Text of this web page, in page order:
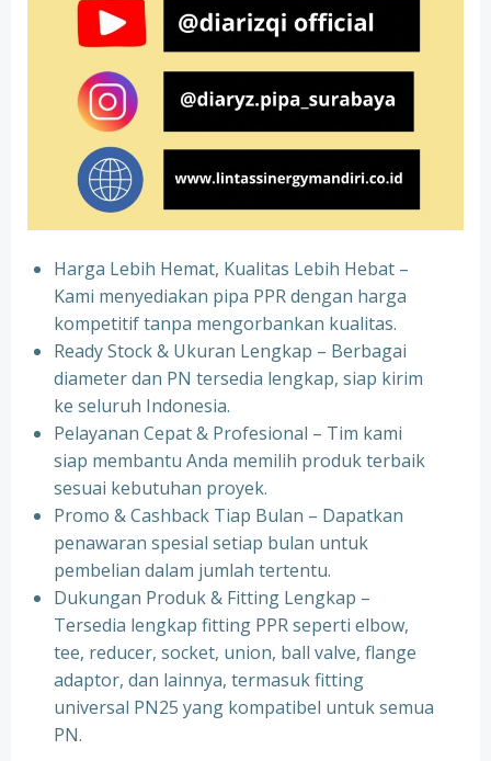
Harga Lebih Hemat, Kualitas Lebih Hebat –
Kami menyediakan pipa PPR dengan harga
kompetitif tanpa mengorbankan kualitas.
⁠Ready Stock & Ukuran Lengkap – Berbagai
diameter dan PN tersedia lengkap, siap kirim
ke seluruh Indonesia.
⁠Pelayanan Cepat & Profesional – Tim kami
siap membantu Anda memilih produk terbaik
sesuai kebutuhan proyek.
⁠Promo & Cashback Tiap Bulan – Dapatkan
penawaran spesial setiap bulan untuk
pembelian dalam jumlah tertentu.
⁠Dukungan Produk & Fitting Lengkap –
Tersedia lengkap fitting PPR seperti elbow,
tee, reducer, socket, union, ball valve, flange
adaptor, dan lainnya, termasuk fitting
universal PN25 yang kompatibel untuk semua
PN.